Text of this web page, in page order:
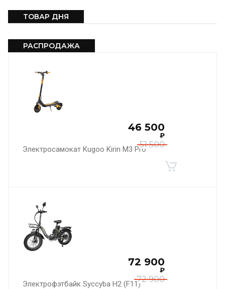
ТОВАР ДНЯ
РАСПРОДАЖА
Электросамокат Kugoo Kirin M3 Pro51 500
46 500
₽
Электрофэтбайк Syccyba H2 (F11)72 900
72 900
₽